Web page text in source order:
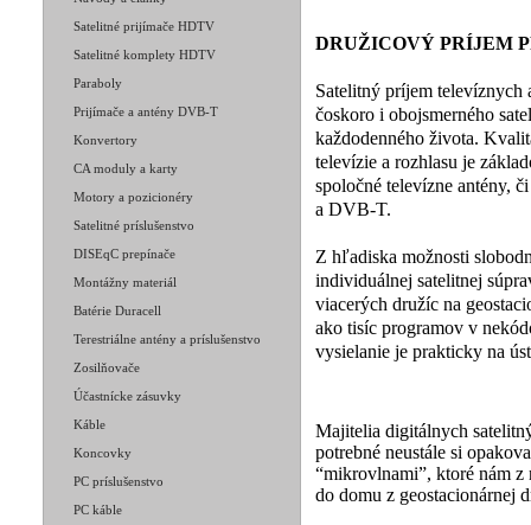
Satelitné prijímače HDTV
Satelitné komplety HDTV
Paraboly
Prijímače a antény DVB-T
Konvertory
CA moduly a karty
Motory a pozicionéry
Satelitné príslušenstvo
DISEqC prepínače
Montážny materiál
Batérie Duracell
Terestriálne antény a príslušenstvo
Zosilňovače
Účastnícke zásuvky
Káble
Koncovky
PC príslušenstvo
PC káble
DRUŽICOVÝ PRÍJEM
Satelitný príjem televíznych
čoskoro i obojsmerného
každodenného života.
televízie a rozhlasu je
spoločné televízne antény,
a DVB-T.
Z hľadiska možnosti
individuálnej satelitnej
viacerých družíc na
ako tisíc programov v
vysielanie je prakticky na
Majitelia digitálnych
potrebné neustále si
“mikrovlnami”, ktoré nám
do domu z geostacionárnej